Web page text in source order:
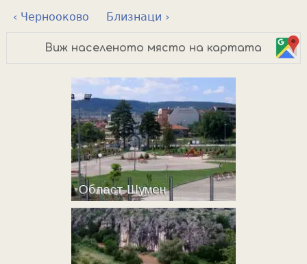
‹ Чернооково Близнаци ›
Виж населеното място на картата